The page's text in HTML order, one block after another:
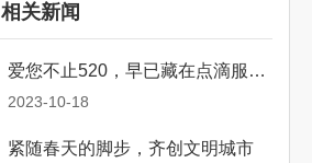
相关新闻
爱您不止520，早已藏在点滴服务中
2023-10-18
紧随春天的脚步，齐创文明城市